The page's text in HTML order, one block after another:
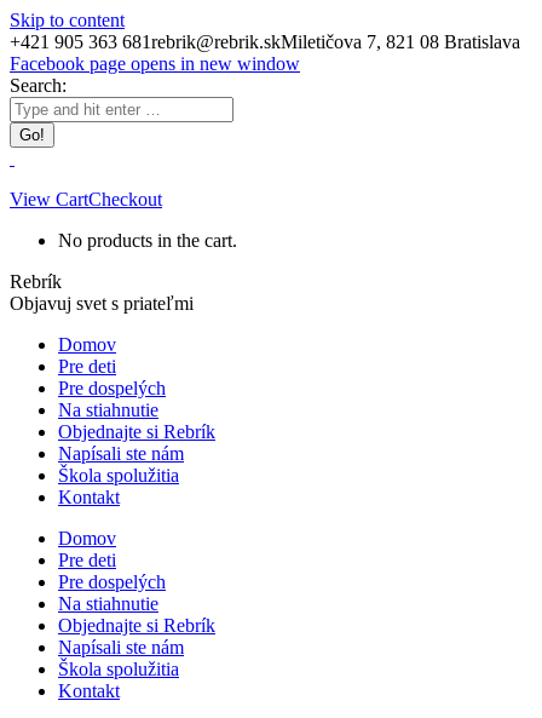
Skip to content
+421 905 363 681rebrik@rebrik.skMiletičova 7, 821 08 Bratislava
Facebook page opens in new window
Search:
View CartCheckout
No products in the cart.
Rebrík
Objavuj svet s priateľmi
Domov
Pre deti
Pre dospelých
Na stiahnutie
Objednajte si Rebrík
Napísali ste nám
Škola spolužitia
Kontakt
Domov
Pre deti
Pre dospelých
Na stiahnutie
Objednajte si Rebrík
Napísali ste nám
Škola spolužitia
Kontakt